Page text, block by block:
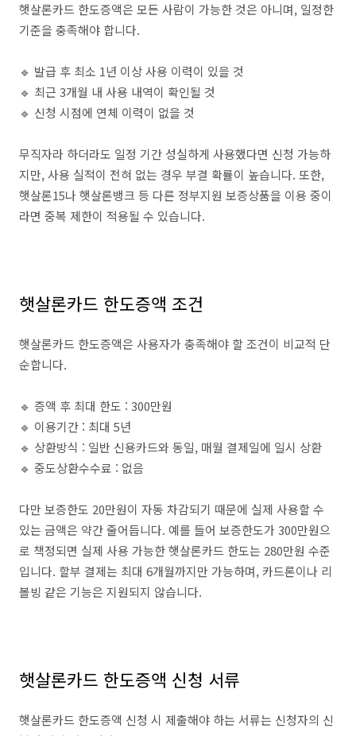
햇살론카드 한도증액은 모든 사람이 가능한 것은 아니며, 일정한
기준을 충족해야 합니다.
🔹 발급 후 최소 1년 이상 사용 이력이 있을 것
🔹 최근 3개월 내 사용 내역이 확인될 것
🔹 신청 시점에 연체 이력이 없을 것
무직자라 하더라도 일정 기간 성실하게 사용했다면 신청 가능하
지만, 사용 실적이 전혀 없는 경우 부결 확률이 높습니다. 또한,
햇살론15나 햇살론뱅크 등 다른 정부지원 보증상품을 이용 중이
라면 중복 제한이 적용될 수 있습니다.
햇살론카드 한도증액 조건
햇살론카드 한도증액은 사용자가 충족해야 할 조건이 비교적 단
순합니다.
🔹 증액 후 최대 한도 : 300만원
🔹 이용기간 : 최대 5년
🔹 상환방식 : 일반 신용카드와 동일, 매월 결제일에 일시 상환
🔹 중도상환수수료 : 없음
다만 보증한도 20만원이 자동 차감되기 때문에 실제 사용할 수
있는 금액은 약간 줄어듭니다. 예를 들어 보증한도가 300만원으
로 책정되면 실제 사용 가능한 햇살론카드 한도는 280만원 수준
입니다. 할부 결제는 최대 6개월까지만 가능하며, 카드론이나 리
볼빙 같은 기능은 지원되지 않습니다.
햇살론카드 한도증액 신청 서류
햇살론카드 한도증액 신청 시 제출해야 하는 서류는 신청자의 신